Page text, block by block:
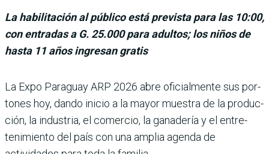
La habilitación al público está prevista para las 10:00,
con entradas a G. 25.000 para adultos; los niños de
hasta 11 años ingresan gratis
La Expo Paraguay ARP 2026 abre ofi­cialmente sus por­
tones hoy, dando inicio a la mayor muestra de la produc­
ción, la industria, el comer­cio, la ganadería y el entre­
tenimiento del país con una amplia agenda de